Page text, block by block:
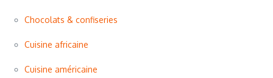
Chocolats & confiseries
Cuisine africaine
Cuisine américaine